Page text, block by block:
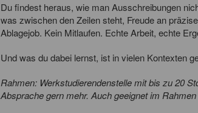
Du findest heraus, wie man Ausschreibungen
was zwischen den Zeilen steht, Freude an
Ablagejob. Kein Mitlaufen. Echte Arbeit, echte
Und was du dabei lernst, ist in vielen Kontexten
Rahmen: Werkstudierendenstelle mit bis zu 20
Absprache gern mehr. Auch geeignet im